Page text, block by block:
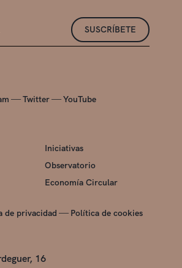
SUSCRÍBETE
—Twitter—YouTube
Iniciativas
Observatorio
Economía Circular
de privacidad — Política de cookies
16